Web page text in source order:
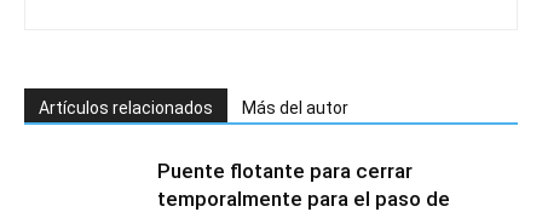
Artículos relacionados Más del autor
Puente flotante para cerrar
temporalmente para el paso de